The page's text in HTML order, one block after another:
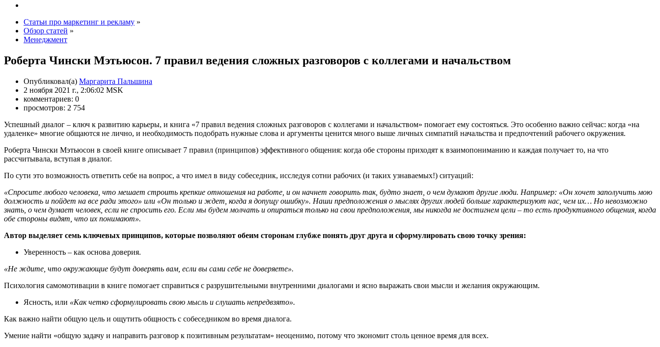
Статьи про маркетинг и рекламу »
Обзор статей »
Менеджмент
Роберта Чински Мэтьюсон. 7 правил ведения сложных разговоров с коллегами и начальством
Опубликовал(а) Маргарита Пальшина
2 ноября 2021 г., 2:06:02 MSK
комментариев: 0
просмотров: 2 754
Успешный диалог – ключ к развитию карьеры, и книга «7 правил ведения сложных разговоров с коллегами и начальством» помогает ему состояться. Это особенно важно сейчас: когда «на
удаленке» многие общаются не лично, и необходимость подобрать нужные слова и аргументы ценится много выше личных симпатий начальства и предпочтений рабочего окружения.
Роберта Чински Мэтьюсон в своей книге описывает 7 правил (принципов) эффективного общения: когда обе стороны приходят к взаимопониманию и каждая получает то, на что
рассчитывала, вступая в диалог.
По сути это возможность ответить себе на вопрос, а что имел в виду собеседник, исследуя сотни рабочих (и таких узнаваемых!) ситуаций:
«Спросите любого человека, что мешает строить крепкие отношения на работе, и он начнет говорить так, будто знает, о чем думают другие люди. Например: «Он хочет заполучить мою
должность и пойдет на все ради этого» или «Он только и ждет, когда я допущу ошибку». Наши предположения о мыслях других людей больше характеризуют нас, чем их… Но невозможно
знать, о чем думает человек, если не спросить его. Если мы будем молчать и опираться только на свои предположения, мы никогда не достигнем цели – то есть продуктивного общения, когда
обе стороны видят, что их понимают».
Автор выделяет семь ключевых принципов, которые позволяют обеим сторонам глубже понять друг друга и сформулировать свою точку зрения:
Уверенность – как основа доверия.
«Не ждите, что окружающие будут доверять вам, если вы сами себе не доверяете».
Психология самомотивации в книге помогает справиться с разрушительными внутренними диалогами и ясно выражать свои мысли и желания окружающим.
Ясность, или «Как четко сформулировать свою мысль и слушать непредвзято».
Как важно найти общую цель и ощутить общность с собеседником во время диалога.
Умение найти «общую задачу и направить разговор к позитивным результатам» неоценимо, потому что экономит столь ценное время для всех.